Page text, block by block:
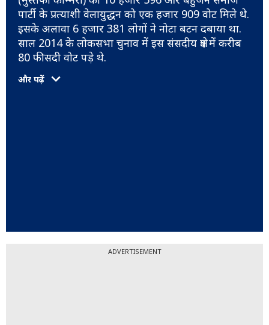
पार्टी के प्रत्याशी वेलायुद्धन को एक हजार 909 वोट मिले थे.
इसके अलावा 6 हजार 381 लोगों ने नोटा बटन दबाया था.
साल 2014 के लोकसभा चुनाव में इस संसदीय क्षेत्र में करीब
80 फीसदी वोट पड़े थे.
और पढ़ें
ADVERTISEMENT